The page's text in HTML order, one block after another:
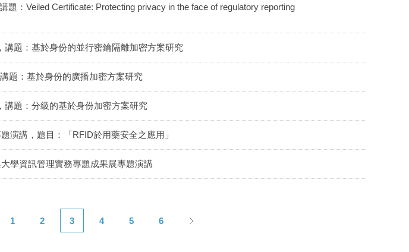
題：Veiled Certificate: Protecting privacy in the face of regulatory reporting
講題：基於身份的並行密鑰隔離加密方案研究
題：基於身份的廣播加密方案研究
講題：分級的基於身份加密方案研究
演講，題目：「RFID於用藥安全之應用」
學資訊管理實務專題成果展專題演講
1 2 3 4 5 6